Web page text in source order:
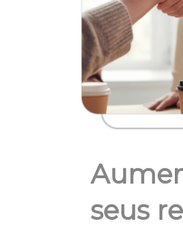
seus